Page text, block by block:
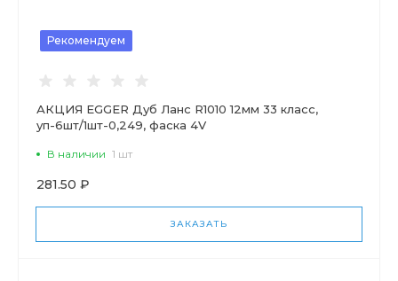
Рекомендуем
АКЦИЯ EGGER Дуб Ланс R1010 12мм 33 класс,
уп-6шт/1шт-0,249, фаска 4V
В наличии 1 шт
281.50 ₽
ЗАКАЗАТЬ